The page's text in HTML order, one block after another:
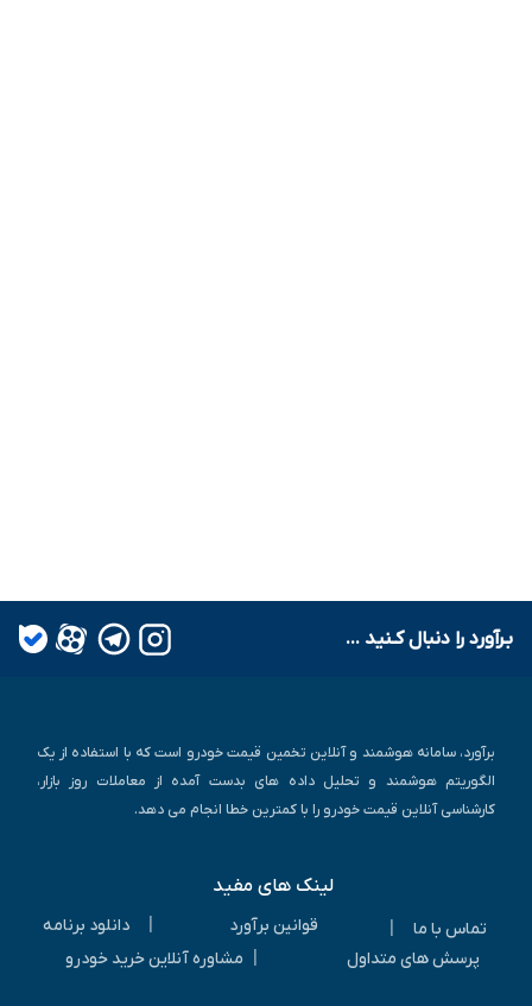
بـرآورد را دنبال کـنید ...
برآورد، سامانه هوشمند و آنلاین تخمین قیمت خودرو است که با استفاده از یک
الگوریتم هوشمند و تحلیل داده های بدست آمده از معاملات روز بازار،
کارشناسی آنلاین قیمت خودرو را با کمترین خطا انجام می دهد.
لینک های مفید
تماس با ما قوانین برآورد
دانلود برنامه
پرسش های متداول
مشاوره آنلاین خرید خودرو